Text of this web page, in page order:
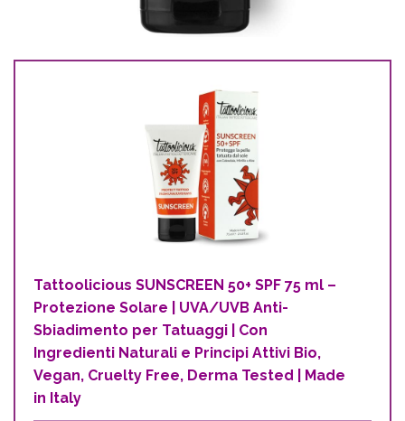
Tattoolicious SUNSCREEN 50+ SPF 75 ml –
Protezione Solare | UVA/UVB Anti-
Sbiadimento per Tatuaggi | Con
Ingredienti Naturali e Principi Attivi Bio,
Vegan, Cruelty Free, Derma Tested | Made
in Italy